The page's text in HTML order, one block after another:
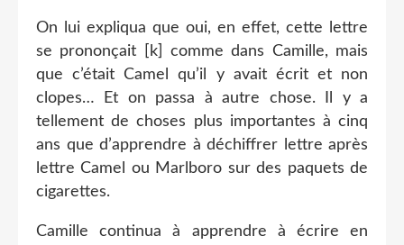
On lui expliqua que oui, en effet, cette lettre
se prononçait [k] comme dans Camille, mais
que c’était Camel qu’il y avait écrit et non
clopes… Et on passa à autre chose. Il y a
tellement de choses plus importantes à cinq
ans que d’apprendre à déchiffrer lettre après
lettre Camel ou Marlboro sur des paquets de
cigarettes.
Camille continua à apprendre à écrire en